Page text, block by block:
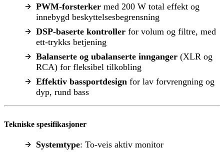
PWM-forsterker med 200 W total effekt og
innebygd beskyttelsesbegrensning
DSP-baserte kontroller for volum og filtre, med
ett-trykks betjening
Balanserte og ubalanserte innganger (XLR og
RCA) for fleksibel tilkobling
Effektiv bassportdesign for lav forvrengning og
dyp, rund bass
Tekniske spesifikasjoner
Systemtype: To-veis aktiv monitor